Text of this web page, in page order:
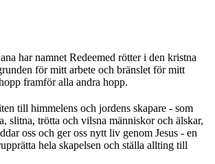
har namnet Redeemed rötter i den kristna
för mitt arbete och bränslet för mitt
framför alla andra hopp.
till himmelens och jordens skapare - som
slitna, trötta och vilsna människor och älskar,
oss och ger oss nytt liv genom Jesus - en
hela skapelsen och ställa allting till